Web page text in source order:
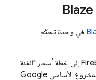
في وحدة تحكّم
بشكل عام، تعني ترقية مشروع Firebase إلى خطة أسعار "الفئة
الأساسي Google